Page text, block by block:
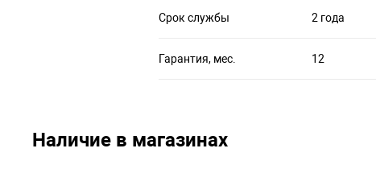
Срок службы 2 года
Гарантия, мес. 12
Наличие в магазинах